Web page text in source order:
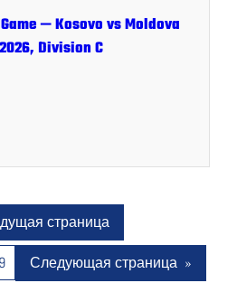
— Kosovo vs Moldova
Division C
страница
Следующая страница »